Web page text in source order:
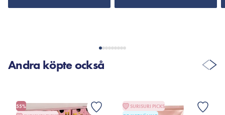
Andra köpte också
55%
SURISURI PICKS